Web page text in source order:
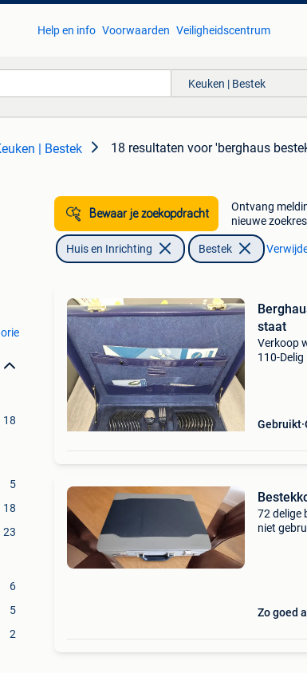
Help en info Voorwaarden Veiligheidscentrum
Keuken | Bestek
| Bestek 18 resultaten voor 'berghaus
18
5
18
23
6
5
2
Bewaar je zoekopdracht
Ontvang
nieuwe
Huis en Inrichting Bestek
staat
Verkoop
110-
Gebruikt
72 delige
niet
Zo goed